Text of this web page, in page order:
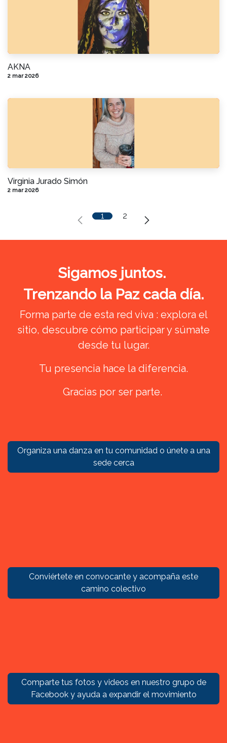
AKNA
2 mar 2026
Virginia Jurado Simón
2 mar 2026
1 2
Sigamos juntos.
Trenzando la Paz cada día.
Forma parte de esta red viva : explora el
sitio, descubre cómo participar y súmate
desde tu lugar.
Tu presencia hace la diferencia.
Gracias por ser parte.
Organiza una danza en tu comunidad o únete a una
sede cerca
Conviértete en convocante y acompaña este
camino colectivo
Comparte tus fotos y videos en nuestro grupo de
Facebook y ayuda a expandir el movimiento